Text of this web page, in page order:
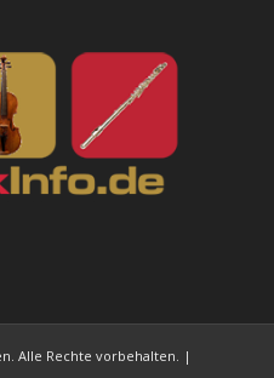
Alle Rechte vorbehalten. |